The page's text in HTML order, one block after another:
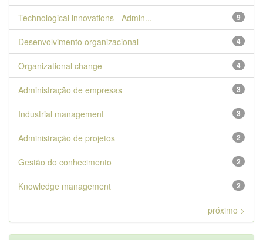
9
Technological innovations - Admin...
4
Desenvolvimento organizacional
4
Organizational change
3
Administração de empresas
3
Industrial management
2
Administração de projetos
2
Gestão do conhecimento
2
Knowledge management
próximo >